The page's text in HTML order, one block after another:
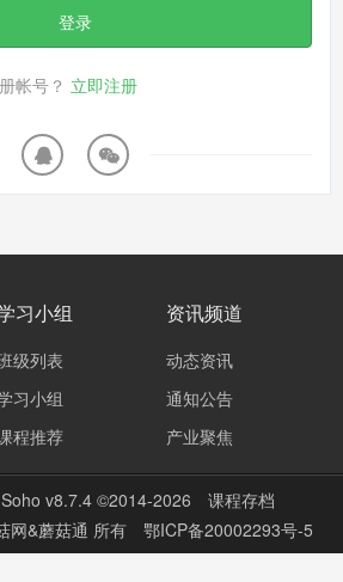
登录
帐号？ 立即注册
习小组
级列表
习小组
程推荐
资讯频道
动态资讯
通知公告
产业聚焦
v8.7.4©2014-2026
课程存档
网&蘑菇通 所有 鄂ICP备20002293号-5